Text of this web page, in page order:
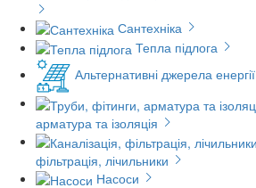
Сантехніка
Тепла підлога
Альтернативні джерела енергії
арматура та ізоляція
фільтрація, лічильники
Насоси